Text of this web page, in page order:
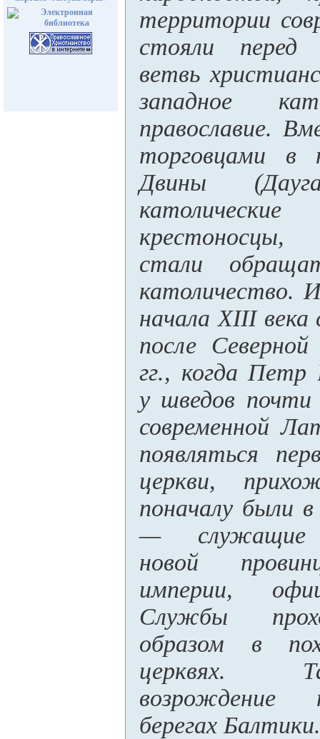
территории
стояли перед
ветвь
западное
православие.
торговцами в
Двины
стали
католичество.
начала XIII
после
гг., когда Петр
у шведов
современной
появляться
церкви,
поначалу были
— служащие
новой
империи,
Службы
образом в
церквях.
возрождение
берегах Балтики.